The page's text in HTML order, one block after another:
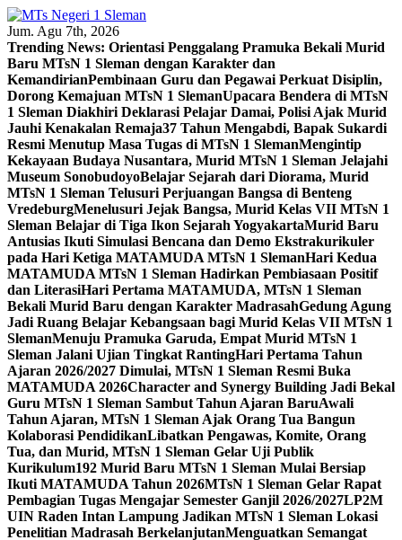
Skip
to
content
Jum. Agu 7th, 2026
Trending News: Orientasi Penggalang Pramuka Bekali Murid
Baru MTsN 1 Sleman dengan Karakter dan
KemandirianPembinaan Guru dan Pegawai Perkuat Disiplin,
Dorong Kemajuan MTsN 1 SlemanUpacara Bendera di MTsN
1 Sleman Diakhiri Deklarasi Pelajar Damai, Polisi Ajak Murid
Jauhi Kenakalan Remaja37 Tahun Mengabdi, Bapak Sukardi
Resmi Menutup Masa Tugas di MTsN 1 SlemanMengintip
Kekayaan Budaya Nusantara, Murid MTsN 1 Sleman Jelajahi
Museum SonobudoyoBelajar Sejarah dari Diorama, Murid
MTsN 1 Sleman Telusuri Perjuangan Bangsa di Benteng
VredeburgMenelusuri Jejak Bangsa, Murid Kelas VII MTsN 1
Sleman Belajar di Tiga Ikon Sejarah YogyakartaMurid Baru
Antusias Ikuti Simulasi Bencana dan Demo Ekstrakurikuler
pada Hari Ketiga MATAMUDA MTsN 1 SlemanHari Kedua
MATAMUDA MTsN 1 Sleman Hadirkan Pembiasaan Positif
dan LiterasiHari Pertama MATAMUDA, MTsN 1 Sleman
Bekali Murid Baru dengan Karakter MadrasahGedung Agung
Jadi Ruang Belajar Kebangsaan bagi Murid Kelas VII MTsN 1
SlemanMenuju Pramuka Garuda, Empat Murid MTsN 1
Sleman Jalani Ujian Tingkat RantingHari Pertama Tahun
Ajaran 2026/2027 Dimulai, MTsN 1 Sleman Resmi Buka
MATAMUDA 2026Character and Synergy Building Jadi Bekal
Guru MTsN 1 Sleman Sambut Tahun Ajaran BaruAwali
Tahun Ajaran, MTsN 1 Sleman Ajak Orang Tua Bangun
Kolaborasi PendidikanLibatkan Pengawas, Komite, Orang
Tua, dan Murid, MTsN 1 Sleman Gelar Uji Publik
Kurikulum192 Murid Baru MTsN 1 Sleman Mulai Bersiap
Ikuti MATAMUDA Tahun 2026MTsN 1 Sleman Gelar Rapat
Pembagian Tugas Mengajar Semester Ganjil 2026/2027LP2M
UIN Raden Intan Lampung Jadikan MTsN 1 Sleman Lokasi
Penelitian Madrasah BerkelanjutanMenguatkan Semangat